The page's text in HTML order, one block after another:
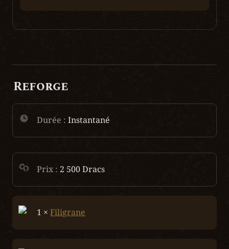
Reforge
Durée : Instantané
Prix : 2 500 Dracs
1 × Filigrane